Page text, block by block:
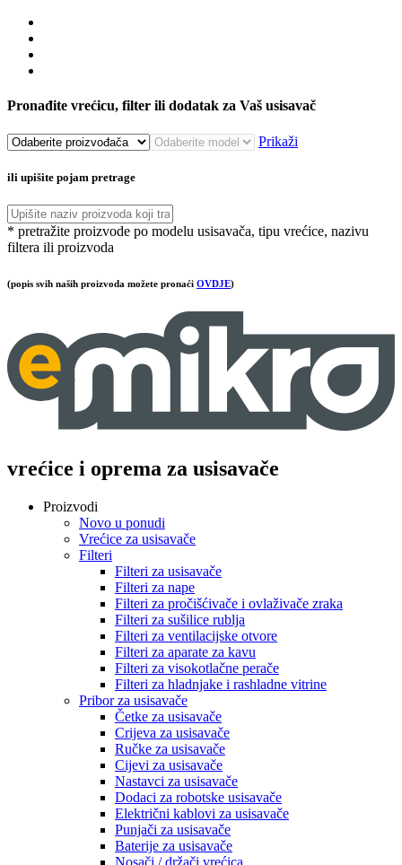
Pronađite vrećicu, filter ili dodatak za Vaš usisavač
Prikaži
ili upišite pojam pretrage
* pretražite proizvode po modelu usisavača, tipu vrećice, nazivu
filtera ili proizvoda
(popis svih naših proizvoda možete pronaći OVDJE)
vrećice i oprema za usisavače
Proizvodi
Novo u ponudi
Vrećice za usisavače
Filteri
Filteri za usisavače
Filteri za nape
Filteri za pročišćivače i ovlaživače zraka
Filteri za sušilice rublja
Filteri za ventilacijske otvore
Filteri za aparate za kavu
Filteri za visokotlačne perače
Filteri za hladnjake i rashladne vitrine
Pribor za usisavače
Četke za usisavače
Crijeva za usisavače
Ručke za usisavače
Cijevi za usisavače
Nastavci za usisavače
Dodaci za robotske usisavače
Električni kablovi za usisavače
Punjači za usisavače
Baterije za usisavače
Nosači / držači vrećica